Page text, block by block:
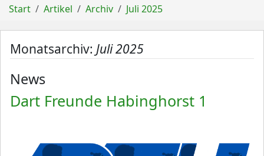
Start Artikel Archiv Juli 2025
Monatsarchiv: Juli 2025
News
Dart Freunde Habinghorst 1